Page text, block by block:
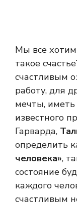
Мы все
такое
счастливым
работу, для
мечты,
известного
Гарварда,
определить
человека»,
состояние
каждого
счастливым